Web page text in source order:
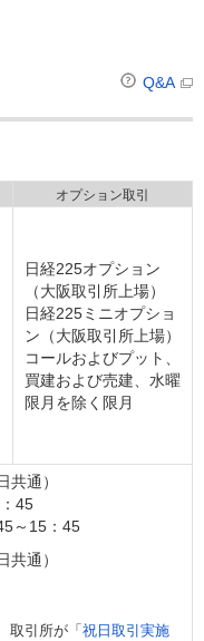
Q&A
オプション取引
日経225オプション
（大阪取引所上場）
日経225ミニオプショ
ン（大阪取引所上場）
コールおよびプット、
買建および売建、水曜
限月を除く限月
共通）
45
～15：45
共通）
取引所が「 祝日取引実施